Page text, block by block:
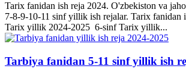
Tarix fanidan ish reja 2024. O'zbekiston va
7-8-9-10-11 sinf yillik ish rejalar. Tarix fanidan
Tarix yillik 2024-2025 6-sinf Tarix yillik...
Tarbiya fanidan 5-11 sinf yillik ish